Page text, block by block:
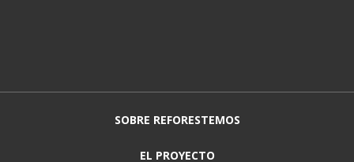
SOBRE REFORESTEMOS
EL PROYECTO